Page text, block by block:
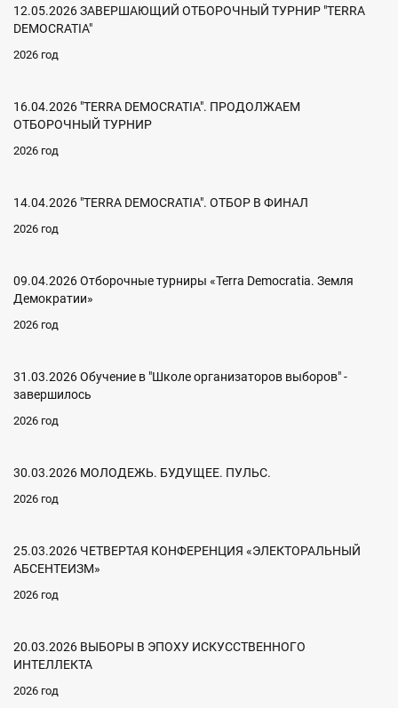
12.05.2026 ЗАВЕРШАЮЩИЙ ОТБОРОЧНЫЙ ТУРНИР "TERRA
DEMOCRATIA"
2026 год
16.04.2026 "TERRA DEMOCRATIA". ПРОДОЛЖАЕМ
ОТБОРОЧНЫЙ ТУРНИР
2026 год
14.04.2026 "TERRA DEMOCRATIA". ОТБОР В ФИНАЛ
2026 год
09.04.2026 Отборочные турниры «Terra Democratia. Земля
Демократии»
2026 год
31.03.2026 Обучение в "Школе организаторов выборов" -
завершилось
2026 год
30.03.2026 МОЛОДЕЖЬ. БУДУЩЕЕ. ПУЛЬС.
2026 год
25.03.2026 ЧЕТВЕРТАЯ КОНФЕРЕНЦИЯ «ЭЛЕКТОРАЛЬНЫЙ
АБСЕНТЕИЗМ»
2026 год
20.03.2026 ВЫБОРЫ В ЭПОХУ ИСКУССТВЕННОГО
ИНТЕЛЛЕКТА
2026 год